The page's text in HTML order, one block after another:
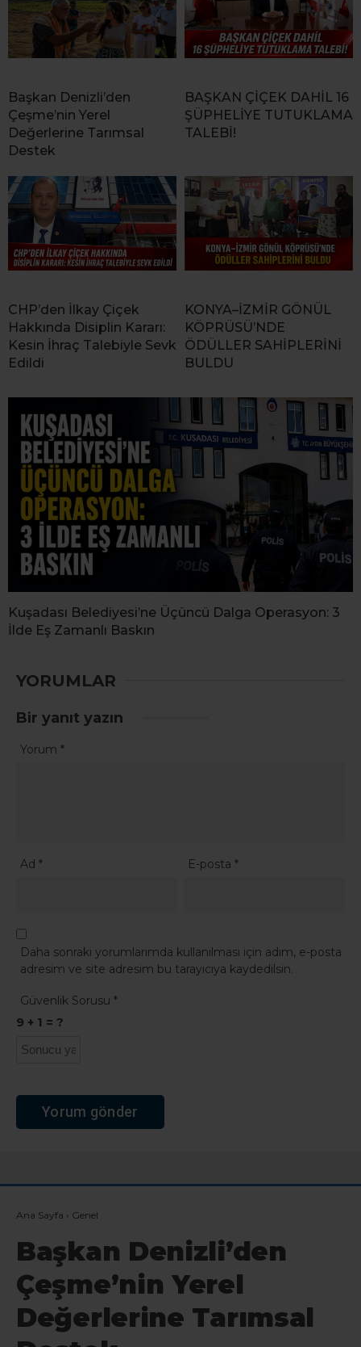
Başkan Denizli’den
Çeşme’nin Yerel
Değerlerine Tarımsal
Destek
BAŞKAN ÇİÇEK DAHİL 16
ŞÜPHELİYE TUTUKLAMA
TALEBİ!
CHP’den İlkay Çiçek
Hakkında Disiplin Kararı:
Kesin İhraç Talebiyle Sevk
Edildi
KONYA–İZMİR GÖNÜL
KÖPRÜSÜ’NDE
ÖDÜLLER SAHİPLERİNİ
BULDU
Kuşadası Belediyesi’ne Üçüncü Dalga Operasyon: 3
İlde Eş Zamanlı Baskın
YORUMLAR
Bir yanıt yazın
Yorum *
Ad * E-posta*
Daha sonraki yorumlarımda kullanılması için adım, e-posta
adresim ve site adresim bu tarayıcıya kaydedilsin.
Güvenlik Sorusu *
9 + 1 = ?
Ana Sayfa › Genel
Başkan Denizli’den
Çeşme’nin Yerel
Değerlerine Tarımsal